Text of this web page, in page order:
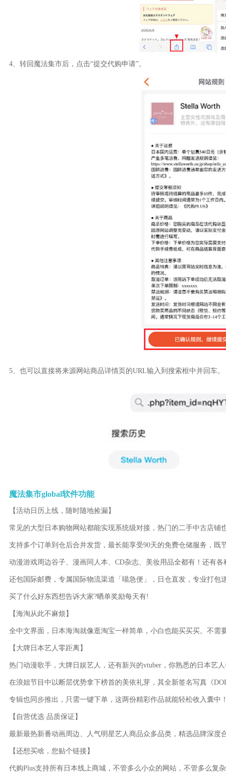
4、转回魔法集市后，点击“提交代购申请”。
5、也可以直接将来源网站商品详情页的URL输入到搜索框中并回车。
魔法集市global软件功能
【活动日历上线，随时随地捡漏】
常见的大型日本购物网站都能实现系统级对接，热门的二手中古店
支持多个订单到仓后合并发货，最长能享受90天的免费仓储服务，既
动漫游戏周边谷子、漫画同人本、CD杂志、美妆用品全都有！还有
还包国际邮费，专属国际物流渠道「喵急便」，日仓直发，专业打包
买了什么好东西想告诉大家?晒单奖励每天有!
【海淘从此不麻烦】
全中文界面，日本海淘就像逛淘宝一样简单，小白也能买买买。不
【大牌日本艺人零距离】
热门动漫歌手，大牌日娱艺人，还有新兴的vtuber，你熟悉的日本艺
在浪姐节目中以断层优势拿下榜首的美依礼芽，其全新签名写真《
专辑也同步推出，只需一键下单，这两份精彩作品就能轻松收入囊中
【自营优选 品质保证】
最新最热新番动画周边、人气明星艺人商品众多品类，精选品牌深
【还想买啥，您贴个链接】
代购Plus支持所有日本线上商城，不管多么小众的网站，不管多么复